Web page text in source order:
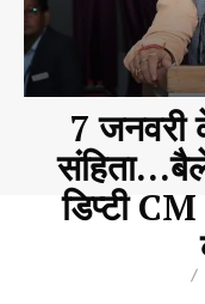
7 जनवरी
डिप्टी